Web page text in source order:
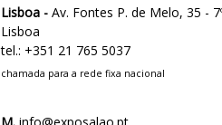
Lisboa - Av. Fontes P. de Melo, 35 -
Lisboa
tel.: +351 21 765 5037
chamada para a rede fixa nacional